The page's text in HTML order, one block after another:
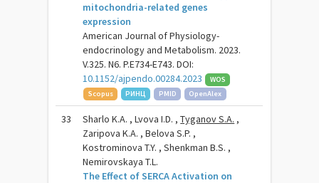
mitochondria-related genes
expression
American Journal of Physiology-
endocrinology and Metabolism. 2023.
V.325. N6. P.E734-E743. DOI:
10.1152/ajpendo.00284.2023
WOS
Scopus
РИНЦ PMID OpenAlex
33 Sharlo K.A. , Lvova I.D. ,Tyganov S.A. ,
Zaripova K.A. , Belova S.P. ,
Kostrominova T.Y. , Shenkman B.S. ,
Nemirovskaya T.L.
The Effect of SERCA Activation on